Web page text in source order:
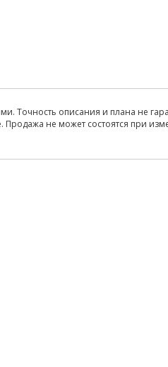
Точность описания и плана не
Продажа не может состоятся при